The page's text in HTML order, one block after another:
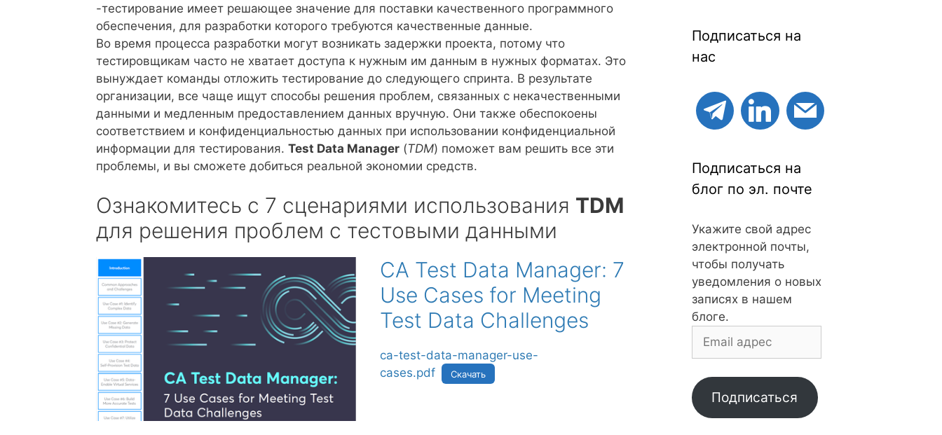
-тестирование имеет решающее значение для поставки качественного программного
обеспечения, для разработки которого требуются качественные данные.
Во время процесса разработки могут возникать задержки проекта, потому что
тестировщикам часто не хватает доступа к нужным им данным в нужных форматах. Это
вынуждает команды отложить тестирование до следующего спринта. В результате
организации, все чаще ищут способы решения проблем, связанных с некачественными
данными и медленным предоставлением данных вручную. Они также обеспокоены
соответствием и конфиденциальностью данных при использовании конфиденциальной
информации для тестирования. Test Data Manager (TDM) поможет вам решить все эти
проблемы, и вы сможете добиться реальной экономии средств.
Ознакомитесь с 7 сценариями использования TDM
для решения проблем с тестовыми данными
CA Test Data Manager: 7
Use Cases for Meeting
Test Data Challenges
ca-test-data-manager-use-
cases.pdf
Скачать
Подписаться на
нас
Подписаться на
блог по эл. почте
Укажите свой адрес
электронной почты,
чтобы получать
уведомления о новых
записях в нашем
блоге.
Email
Подписаться